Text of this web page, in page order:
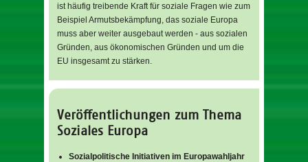
ist häufig treibende Kraft für soziale Fragen wie zum
Beispiel Armutsbekämpfung, das soziale Europa
muss aber weiter ausgebaut werden - aus sozialen
Gründen, aus ökonomischen Gründen und um die
EU insgesamt zu stärken.
Veröffentlichungen zum Thema
Soziales Europa
Sozialpolitische Initiativen im Europawahljahr